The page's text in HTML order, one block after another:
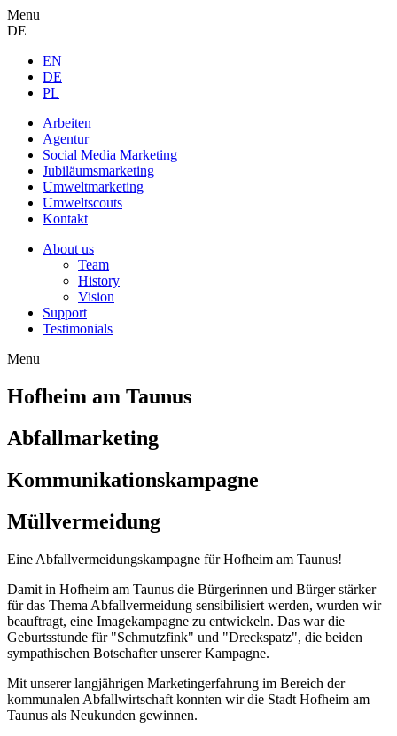
Menu
DE
EN
DE
PL
Arbeiten
Agentur
Social Media Marketing
Jubiläums­marketing
Umweltmarketing
Umweltscouts
Kontakt
About us
Team
History
Vision
Support
Testimonials
Menu
Hofheim am Taunus
Abfallmarketing
Kommunikationskampagne
Müllvermeidung
Eine Abfallvermeidungskampagne für Hofheim am Taunus!
Damit in Hofheim am Taunus die Bürgerinnen und Bürger stärker
für das Thema Abfallvermeidung sensibilisiert werden, wurden wir
beauftragt, eine Imagekampagne zu entwickeln. Das war die
Geburtsstunde für "Schmutzfink" und "Dreckspatz", die beiden
sympathischen Botschafter unserer Kampagne.
Mit unserer langjährigen Marketingerfahrung im Bereich der
kommunalen Abfallwirtschaft konnten wir die Stadt Hofheim am
Taunus als Neukunden gewinnen.